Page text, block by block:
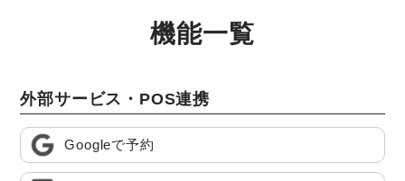
機能一覧
外部サービス・POS連携
Googleで予約